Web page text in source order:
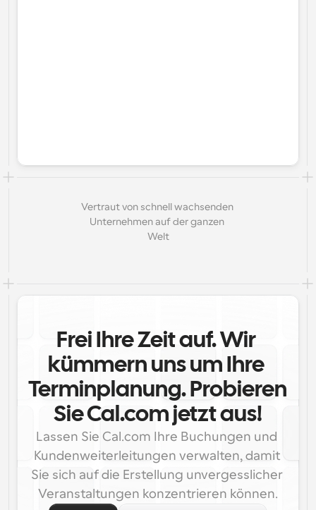
Vertraut von schnell wachsenden
Unternehmen auf der ganzen
Welt
Frei Ihre Zeit auf. Wir
kümmern uns um Ihre
Terminplanung. Probieren
Sie Cal.com jetzt aus!
Lassen Sie Cal.com Ihre Buchungen und
Kundenweiterleitungen verwalten, damit
Sie sich auf die Erstellung unvergesslicher
Veranstaltungen konzentrieren können.